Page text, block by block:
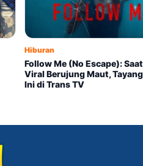
Hiburan
Follow Me (No Escape):
Viral Berujung Maut,
Ini di Trans TV